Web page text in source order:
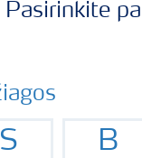
Pasirinkite
S B